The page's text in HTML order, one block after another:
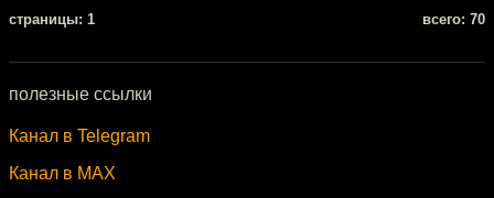
cтраницы: 1 всего: 70
полезные ссылки
Канал в Telegram
Канал в MAX